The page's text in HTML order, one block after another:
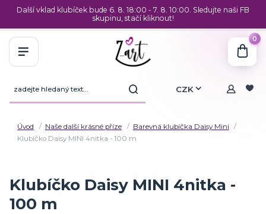
Další vklad klubíček bude 6. 8. 18:00 - 7. 8. 10:00. Sledujte naši FB
skupinu, stačí kliknout!
CZK
0
Úvod Naše další krásné příze
Barevná klubíčka Daisy Mini
Klubíčko Daisy MINI 4nitka - 100 m
Klubíčko Daisy MINI 4nitka -
100 m